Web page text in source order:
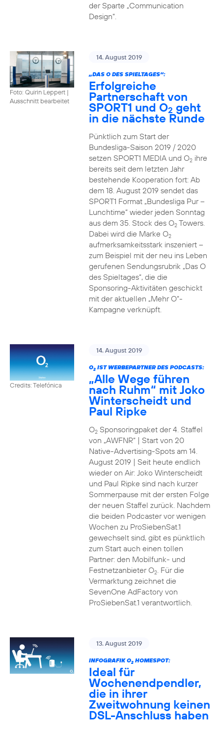
der Sparte „Communication
Design“.
Foto: Quirin Leppert |
Ausschnitt bearbeitet
14. August 2019
„DAS O DES SPIELTAGES“:
Erfolgreiche
Partnerschaft von
SPORT1 und O2 geht
in die nächste Runde
Pünktlich zum Start der
Bundesliga-Saison 2019 / 2020
setzen SPORT1 MEDIA und O2ihre
bereits seit dem letzten Jahr
bestehende Kooperation fort: Ab
dem 18. August 2019 sendet das
SPORT1 Format „Bundesliga Pur –
Lunchtime“ wieder jeden Sonntag
aus dem 35. Stock des O2Towers.
Dabei wird die Marke O2
aufmerksamkeitsstark inszeniert –
zum Beispiel mit der neu ins Leben
gerufenen Sendungsrubrik „Das O
des Spieltages“, die die
Sponsoring-Aktivitäten geschickt
mit der aktuellen „Mehr O“-
Kampagne verknüpft.
Credits: Telefónica
14. August 2019
O2IST WERBEPARTNER DES PODCASTS:
„Alle Wege führen
nach Ruhm“ mit Joko
Winterscheidt und
Paul Ripke
O2Sponsoringpaket der 4. Staffel
von „AWFNR“ | Start von 20
Native-Advertising-Spots am 14.
August 2019 | Seit heute endlich
wieder on Air: Joko Winterscheidt
und Paul Ripke sind nach kurzer
Sommerpause mit der ersten Folge
der neuen Staffel zurück. Nachdem
die beiden Podcaster vor wenigen
Wochen zu ProSiebenSat.1
gewechselt sind, gibt es pünktlich
zum Start auch einen tollen
Partner: den Mobilfunk- und
Festnetzanbieter O2. Für die
Vermarktung zeichnet die
SevenOne AdFactory von
ProSiebenSat.1 verantwortlich.
13. August 2019
INFOGRAFIK O2HOMESPOT:
Ideal für
Wochenendpendler,
die in ihrer
Zweitwohnung keinen
DSL-Anschluss haben